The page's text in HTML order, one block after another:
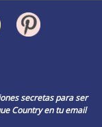
secretas para ser
Country en tu email